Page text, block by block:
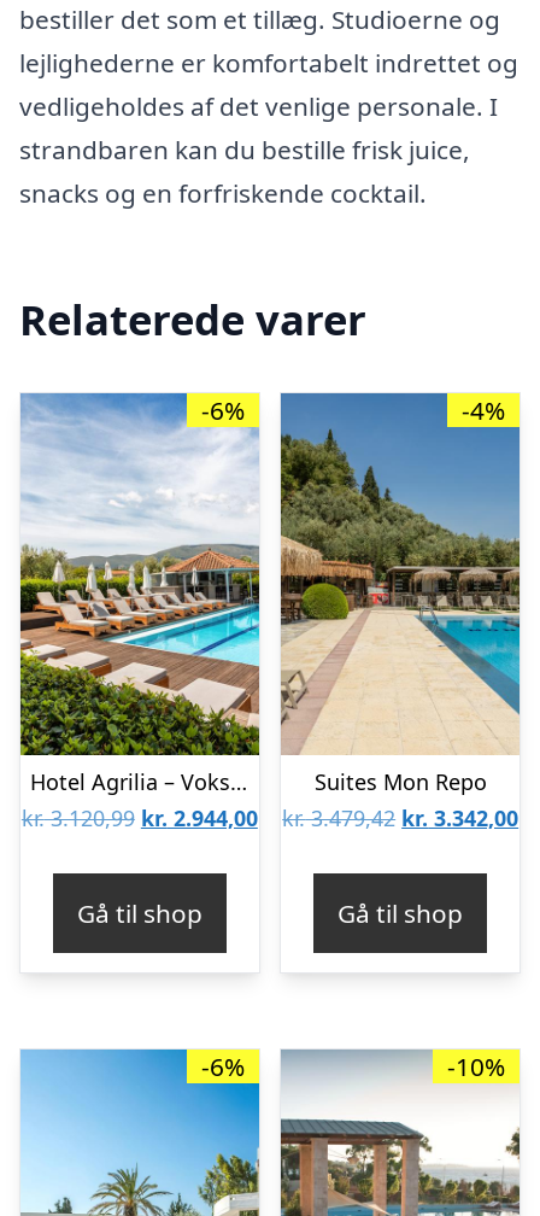
bestiller det som et tillæg. Studioerne og
lejlighederne er komfortabelt indrettet og
vedligeholdes af det venlige personale. I
strandbaren kan du bestille frisk juice,
snacks og en forfriskende cocktail.
Relaterede varer
-6%
Hotel Agrilia – Voksenhotel
kr.3.120,99 Den
var:
kr. 3.120,99.
kr. 2.944,00Den
kr. 2.944,00.
Gå til shop
-4%
Suites Mon Repo
kr.3.479,42 Den
var:
kr. 3.479,42.
kr. 3.342,00
Gå til shop
-6% -10%